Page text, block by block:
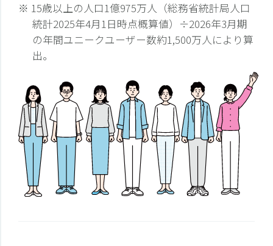
※ 15歳以上の人口1億975万人（総務省統計局人口
統計2025年4月1日時点概算値）÷2026年3月期
の年間ユニークユーザー数約1,500万人により算
出。